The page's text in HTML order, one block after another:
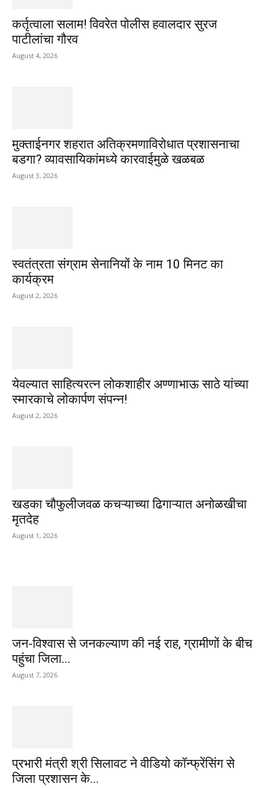
कर्तृत्वाला सलाम! विवरेत पोलीस हवालदार सुरज
पाटीलांचा गौरव
August 4, 2026
मुक्ताईनगर शहरात अतिक्रमणाविरोधात प्रशासनाचा
बडगा? व्यावसायिकांमध्ये कारवाईमुळे खळबळ
August 3, 2026
स्वतंत्रता संग्राम सेनानियों के नाम 10 मिनट का
कार्यक्रम
August 2, 2026
येवल्यात साहित्यरत्न लोकशाहीर अण्णाभाऊ साठे यांच्या
स्मारकाचे लोकार्पण संपन्न!
August 2, 2026
खडका चौफुलीजवळ कचऱ्याच्या ढिगाऱ्यात अनोळखीचा
मृतदेह
August 1, 2026
जन-विश्वास से जनकल्याण की नई राह, ग्रामीणों के बीच
पहुंचा जिला...
August 7, 2026
प्रभारी मंत्री श्री सिलावट ने वीडियो कॉन्फ्रेंसिंग से
जिला प्रशासन के...